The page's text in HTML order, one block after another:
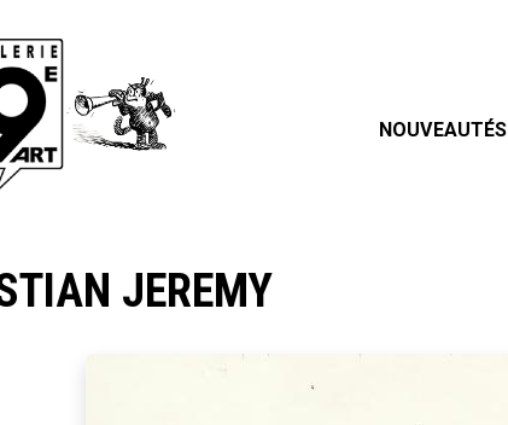
NOUVEAUTÉS
JEREMY